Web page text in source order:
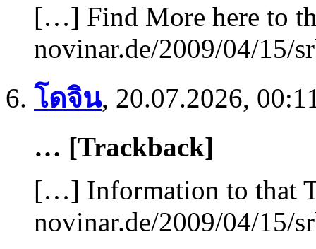
[…] Find More here to
novinar.de/2009/04/
โดจิน, 20.07.2026,
… [Trackback]
[…] Information to that
novinar.de/2009/04/